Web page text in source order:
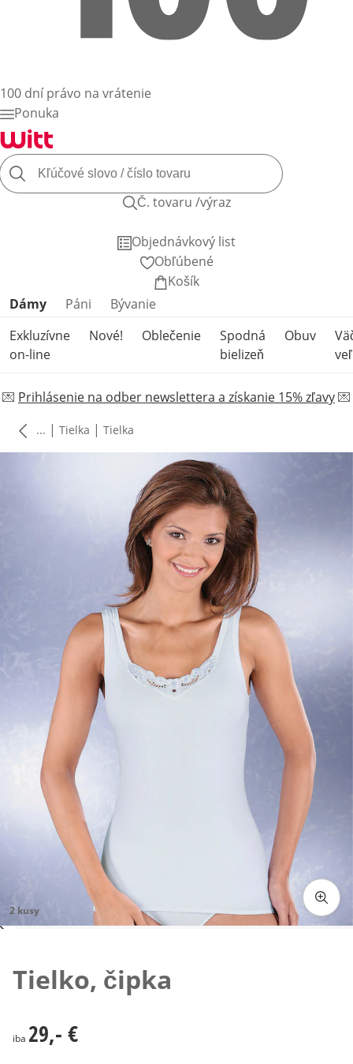
100 dní právo na vrátenie
Ponuka
Č. tovaru /výraz
Objednávkový list
Obľúbené
Košík
Preskočiť kategórie produktov
Dámy Páni
Bývanie
Exkluzívne
on-line
Nové! Oblečenie
Spodná
bielizeň
Obuv
💌 Prihlásenie na odber newslettera a získanie 15% zľavy💌
... | Tielka | Tielka
2 kusy
Tielko, čipka
29,- €
iba 29,- €